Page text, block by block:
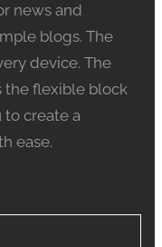
news and
blogs. The
device. The
the flexible block
create a
ease.